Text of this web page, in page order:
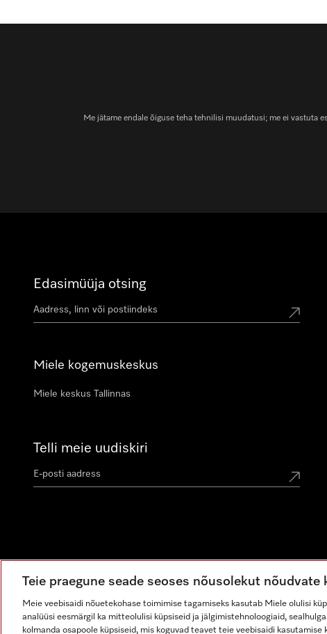
Me jätame endale õiguse teha tehnilisi muudatusi; me ei vastuta
Edasimüüja otsing
Miele kogemuskeskus
Miele keskus Tallinnas
Telli meie uudiskiri
Teie praegune seade seoses nõusolekut nõudvate
Meie veebisaidi nõuetekohase toimimise tagamiseks kasutab Miele olulisi
analüüsi eesmärgil ka mitteolulisi küpsiseid ja jälgimistehnoloogiaid,
kolmanda osapoole küpsiseid, mis koguvad teavet teie veebisaidi